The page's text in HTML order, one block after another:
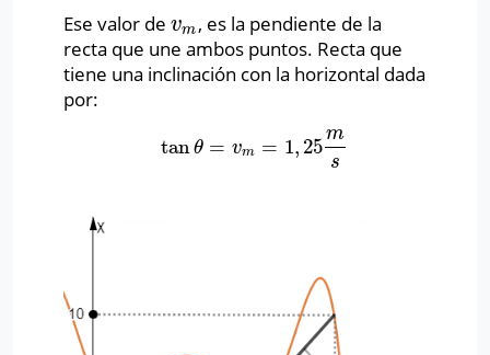
Ese valor de vm
vm, es la pendiente de la
recta que une ambos puntos. Recta que
tiene una inclinación con la horizontal dada
por:
tanθ = vm = 1, 25
m
s
tanθ=v m= 1,25ms